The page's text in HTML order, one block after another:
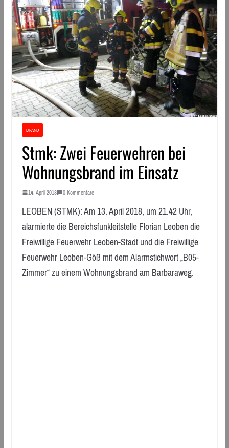
BRAND
Stmk: Zwei Feuerwehren bei
Wohnungsbrand im Einsatz
14. April 2018 0 Kommentare
LEOBEN (STMK): Am 13. April 2018, um 21.42 Uhr,
alarmierte die Bereichsfunkleitstelle Florian Leoben die
Freiwillige Feuerwehr Leoben-Stadt und die Freiwillige
Feuerwehr Leoben-Göß mit dem Alarmstichwort „B05-
Zimmer“ zu einem Wohnungsbrand am Barbaraweg.